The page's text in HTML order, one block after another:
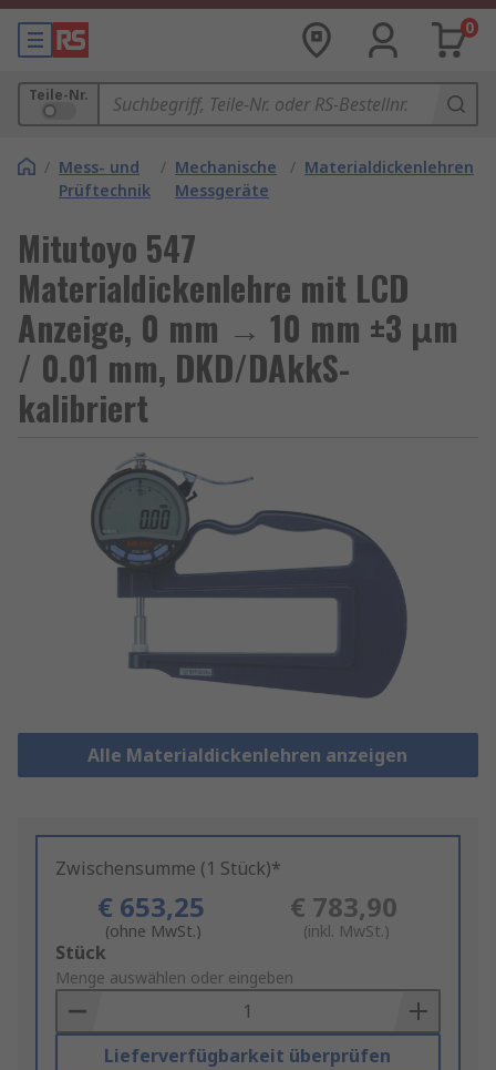
0
Teile-Nr.
/ Mess- und
Prüftechnik
/ Mechanische
Messgeräte
/ Materialdickenlehren
Mitutoyo 547
Materialdickenlehre mit LCD
Anzeige, 0 mm → 10 mm ±3 μm
/ 0.01 mm, DKD/DAkkS-
kalibriert
Alle Materialdickenlehren anzeigen
Zwischensumme (1 Stück)*
€ 653,25
(ohne MwSt.)
€ 783,90
(inkl. MwSt.)
Add
to
Basket
Stück
Menge auswählen oder eingeben
Lieferverfügbarkeit überprüfen